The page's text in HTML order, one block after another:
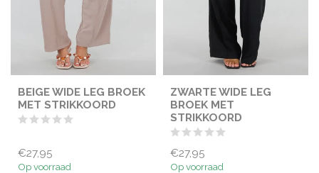
BEIGE WIDE LEG BROEK
MET STRIKKOORD
€27,95
Op voorraad
ZWARTE WIDE LEG
BROEK MET
STRIKKOORD
€27,95
Op voorraad